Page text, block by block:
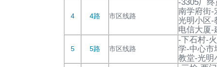
4 4路 市区线路
-3305厂
南学府街-
光明小区-
电信大厦-
5 5路 市区线路
-下石村-
学-中心市
教堂-光明